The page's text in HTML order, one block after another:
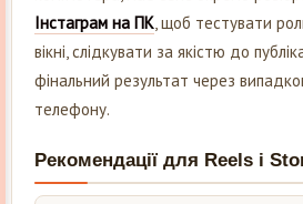
Інстаграм на ПК, щоб тестувати
вікні, слідкувати за якістю до
фінальний результат через
телефону.
Рекомендації для Reels і